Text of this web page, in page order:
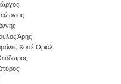
Άρης
Χοσέ Οριόλ